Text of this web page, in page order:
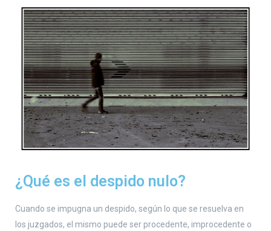
¿Qué es el despido nulo?
Cuando se impugna un despido, según lo que se resuelva en
los juzgados, el mismo puede ser procedente, improcedente o